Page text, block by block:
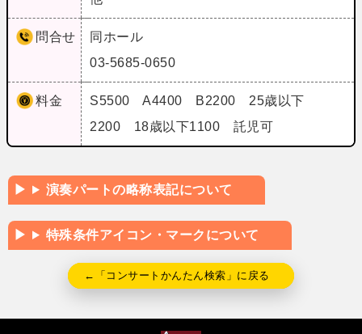
問合せ
同ホール
03-5685-0650
料金
S5500 A4400 B2200 25歳以下
2200 18歳以下1100 託児可
演奏パートの略称表記について
特殊条件アイコン・マークについて
←「コンサートかんたん検索」に戻る